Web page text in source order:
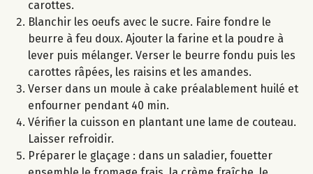
carottes.
Blanchir les oeufs avec le sucre. Faire fondre le
beurre à feu doux. Ajouter la farine et la poudre à
lever puis mélanger. Verser le beurre fondu puis les
carottes râpées, les raisins et les amandes.
Verser dans un moule à cake préalablement huilé et
enfourner pendant 40 min.
Vérifier la cuisson en plantant une lame de couteau.
Laisser refroidir.
Préparer le glaçage : dans un saladier, fouetter